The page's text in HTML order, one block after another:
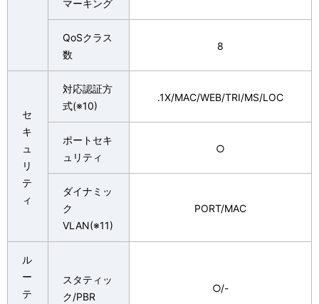
マーキング
QoSクラス
数
8
セ
キ
ュ
リ
テ
ィ
対応認証方
式(※10)
.1X/MAC/WEB/TRI/MS/LOC
ポートセキ
ュリティ
○
ダイナミッ
ク
VLAN(※11)
PORT/MAC
ル
ー
テ
スタティッ
ク/PBR
○/-